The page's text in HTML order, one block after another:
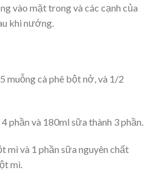
vào mặt trong và các cạnh của
khi nướng.
muỗng cà phê bột nở, và 1/2
phần và 180ml sữa thành 3 phần.
mì và 1 phần sữa nguyên chất
mì.